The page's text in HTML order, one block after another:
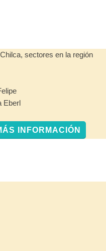
sectores en la región
Eberl
INFORMACIÓN